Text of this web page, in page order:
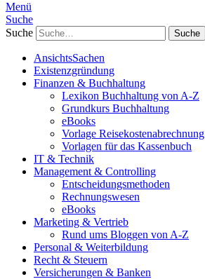
Menü
Suche
Suche
AnsichtsSachen
Existenzgründung
Finanzen & Buchhaltung
Lexikon Buchhaltung von A-Z
Grundkurs Buchhaltung
eBooks
Vorlage Reisekostenabrechnung
Vorlagen für das Kassenbuch
IT & Technik
Management & Controlling
Entscheidungsmethoden
Rechnungswesen
eBooks
Marketing & Vertrieb
Rund ums Bloggen von A-Z
Personal & Weiterbildung
Recht & Steuern
Versicherungen & Banken